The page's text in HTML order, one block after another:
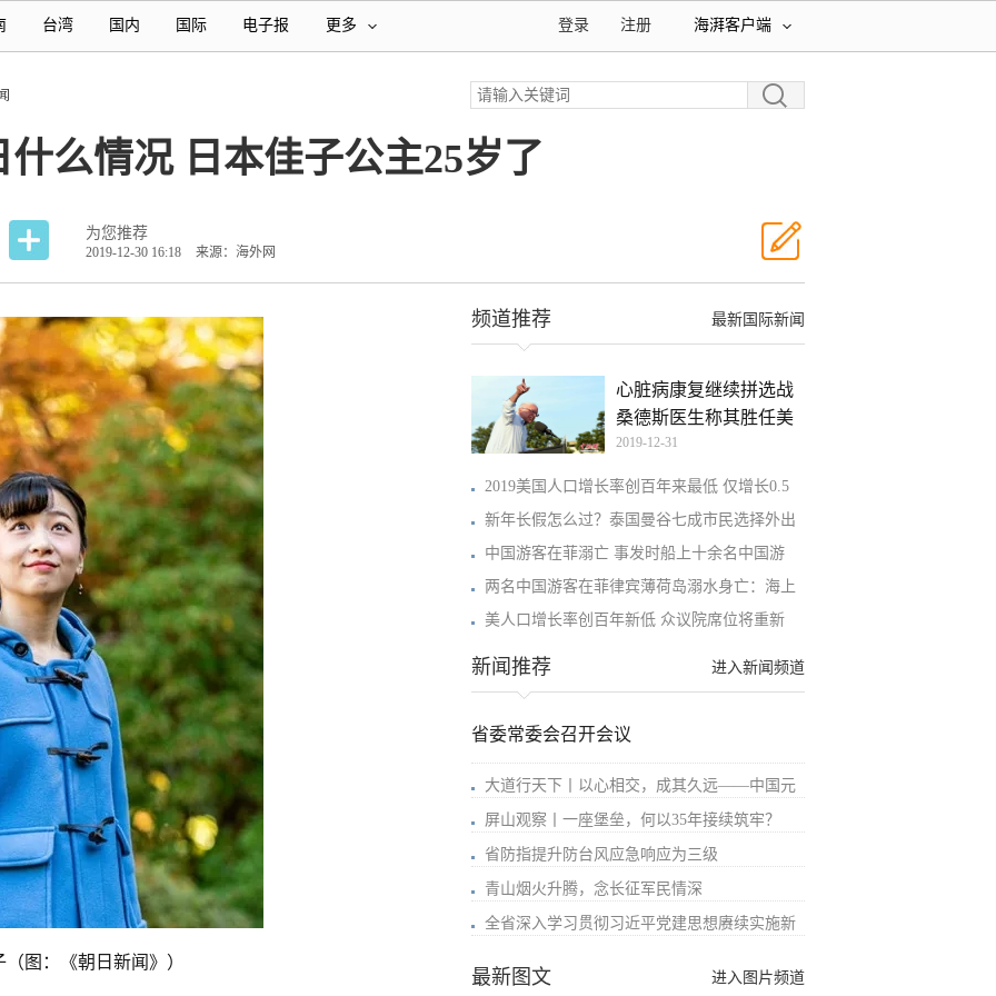
台湾 国内 国际 电子报 更多 海湃客户端
注册
登录
么情况 日本佳子公主25岁了
为您推荐
2019-12-30 16:18 来源：海外网
（图：《朝日新闻》）
最新国际新闻
频道推荐
心脏病康复继续拼选战
桑德斯医生称其胜任美
2019-12-31
2019美国人口增长率创百年来最低 仅增长0.5
新年长假怎么过？泰国曼谷七成市民选择外出
中国游客在菲溺亡 事发时船上十余名中国游
两名中国游客在菲律宾薄荷岛溺水身亡：海上
美人口增长率创百年新低 众议院席位将重新
进入新闻频道
新闻推荐
省委常委会召开会议
大道行天下丨以心相交，成其久远——中国元
屏山观察丨一座堡垒，何以35年接续筑牢？
省防指提升防台风应急响应为三级
青山烟火升腾，念长征军民情深
全省深入学习贯彻习近平党建思想赓续实施新
进入图片频道
最新图文